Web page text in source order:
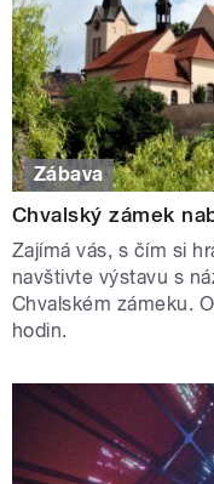
Zábava
Chvalský zámek
Zajímá vás, s čím si
navštivte výstavu s
Chvalském zámeku.
hodin.